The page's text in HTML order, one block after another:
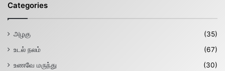
Categories
அழகு
(35)
உடல் நலம்
(67)
உணவே மருந்து
(30)